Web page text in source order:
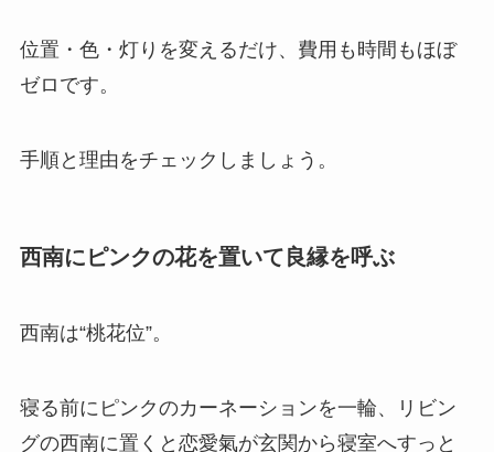
位置・色・灯りを変えるだけ、費用も時間もほぼ
ゼロです。
手順と理由をチェックしましょう。
西南にピンクの花を置いて良縁を呼ぶ
西南は“桃花位”。
寝る前にピンクのカーネーションを一輪、リビン
グの西南に置くと恋愛氣が玄関から寝室へすっと